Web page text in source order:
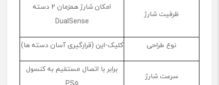
ظرفیت شارژ
امکان شارژ همزمان ۲ دسته
DualSense
نوع طراحی
کلیک-این (قرارگیری آسان دسته‌ ها)
سرعت شارژ
برابر با اتصال مستقیم به کنسول